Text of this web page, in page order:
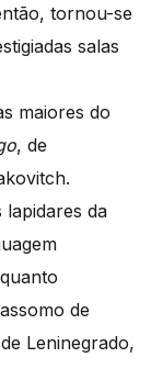
tornou-se
salas
maiores do
, de
lapidares da
de
Leninegrado,